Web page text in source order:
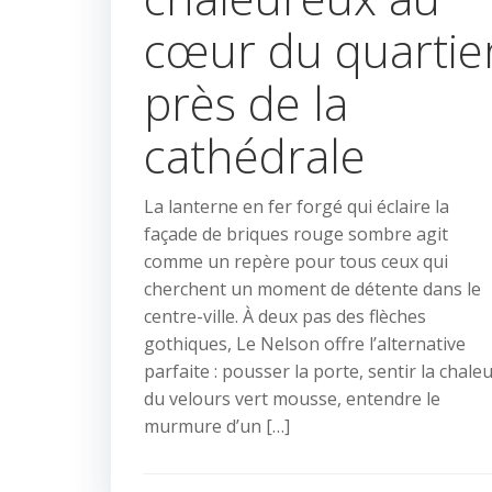
cœur du
près de la
cathédrale
La lanterne en fer forgé qui éclaire la
façade de briques rouge sombre agit
comme un repère pour tous ceux qui
cherchent un moment de détente dans le
centre-ville. À deux pas des flèches
gothiques, Le Nelson offre l’alternative
parfaite : pousser la porte, sentir la
du velours vert mousse, entendre le
murmure d’un […]